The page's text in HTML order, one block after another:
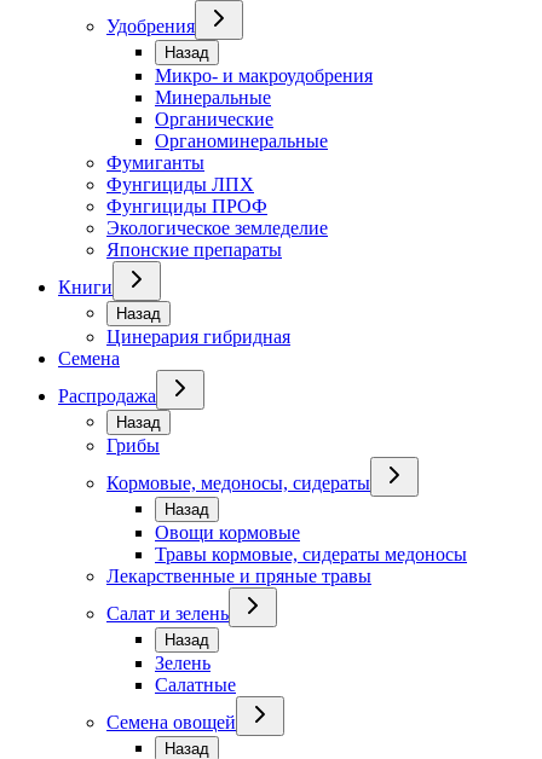
Удобрения
Назад
Микро- и макроудобрения
Минеральные
Органические
Органоминеральные
Фумиганты
Фунгициды ЛПХ
Фунгициды ПРОФ
Экологическое земледелие
Японские препараты
Книги
Назад
Цинерария гибридная
Семена
Распродажа
Назад
Грибы
Кормовые, медоносы, сидераты
Назад
Овощи кормовые
Травы кормовые, сидераты медоносы
Лекарственные и пряные травы
Салат и зелень
Назад
Зелень
Салатные
Семена овощей
Назад